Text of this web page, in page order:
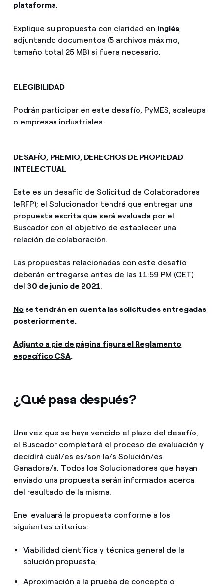
plataforma.
Explique su propuesta con claridad en inglés,
adjuntando documentos (5 archivos máximo,
tamaño total 25 MB) si fuera necesario.
ELEGIBILIDAD
Podrán participar en este desafío, PyMES, scaleups
o empresas industriales.
DESAFÍO, PREMIO, DERECHOS DE PROPIEDAD
INTELECTUAL
Este es un desafío de Solicitud de Colaboradores
(eRFP); el Solucionador tendrá que entregar una
propuesta escrita que será evaluada por el
Buscador con el objetivo de establecer una
relación de colaboración.
Las propuestas relacionadas con este desafío
deberán entregarse antes de las 11:59 PM (CET)
del 30 de junio de 2021.
Nose tendrán en cuenta las solicitudes entregadas
posteriormente.
Adjunto a pie de página figura el Reglamento
específico CSA.
¿Qué pasa después?
Una vez que se haya vencido el plazo del desafío,
el Buscador completará el proceso de evaluación y
decidirá cuál/es es/son la/s Solución/es
Ganadora/s. Todos los Solucionadores que hayan
enviado una propuesta serán informados acerca
del resultado de la misma.
Enel evaluará la propuesta conforme a los
siguientes criterios:
Viabilidad científica y técnica general de la
solución propuesta;
Aproximación a la prueba de concepto o